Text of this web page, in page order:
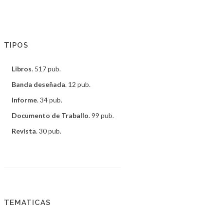
TIPOS
Libros. 517 pub.
Banda deseñada. 12 pub.
Informe. 34 pub.
Documento de Traballo. 99 pub.
Revista. 30 pub.
TEMATICAS